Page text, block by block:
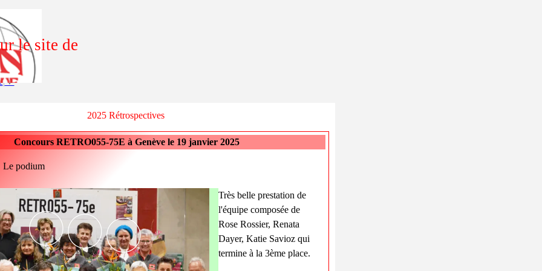
▼
le site de
2025 Rétrospectives
Concours RETRO055-75E à Genève le 19 janvier 2025
Très belle prestation de
l'équipe composée de
Rose Rossier, Renata
Dayer, Katie Savioz qui
termine à la 3ème place.